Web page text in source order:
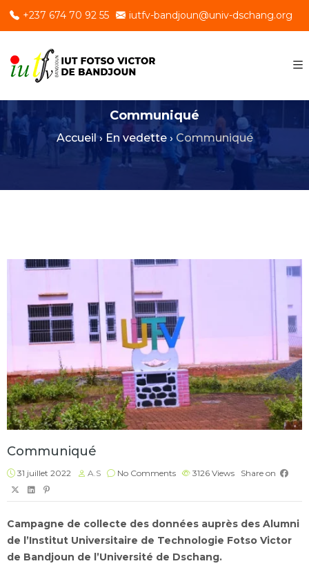
+237 674 70 92 55 iutfv-bandjoun@univ-dschang.org
Communiqué
Accueil› En vedette› Communiqué
Communiqué
31 juillet 2022 A.S No Comments 3126 Views Share on
Campagne de collecte des données auprès des Alumni
de l’Institut Universitaire de Technologie Fotso Victor
de Bandjoun de l’Université de Dschang.